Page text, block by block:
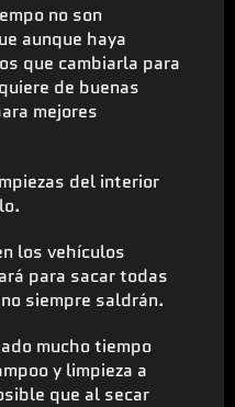
no son
aunque haya
que cambiarla para
de buenas
mejores
del interior
los vehículos
para sacar todas
siempre saldrán.
mucho tiempo
y limpieza a
que al secar